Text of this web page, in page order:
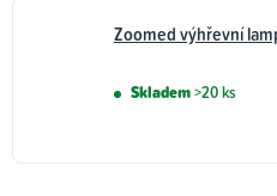
Zoomed výhřevní
Skladem>20 ks